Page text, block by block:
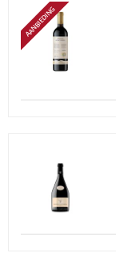
AANBIEDING